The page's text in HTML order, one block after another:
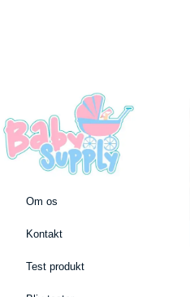
Om os
Kontakt
Test produkt
Bedste puslepude 2026